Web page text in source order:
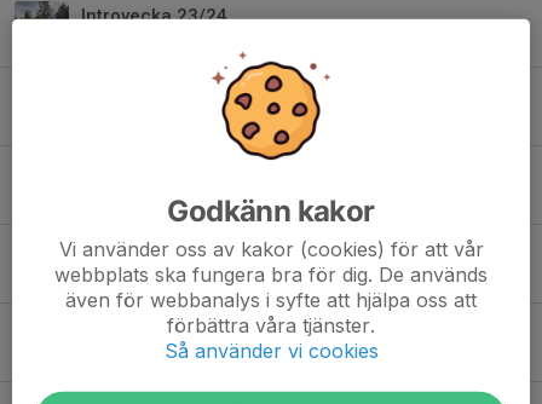
Introvecka 23/24
Tabbe fortsätter som ass tränare!
12 aug 2022 0
Nordqvist fortsätter som huvudtränare för J20!
28 maj 2020 0
Nu blir det skog!
6 jun 2019 0
Godkänn kakor
Vi använder oss av kakor (cookies) för att vår
webbplats ska fungera bra för dig. De används
även för webbanalys i syfte att hjälpa oss att
förbättra våra tjänster.
Så använder vi cookies